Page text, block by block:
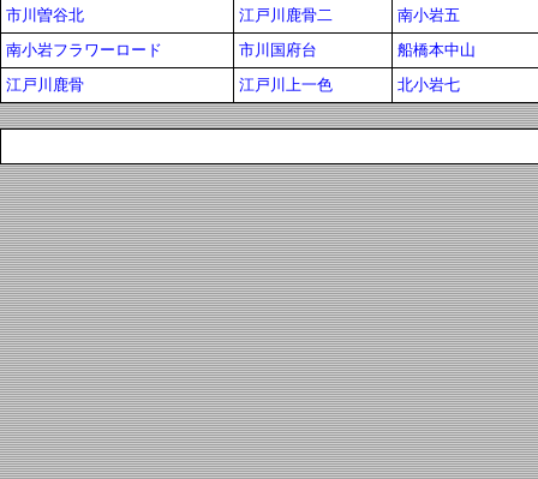
市川曽谷北
江戸川鹿骨二
南小岩五
南小岩フラワーロード
市川国府台
船橋本中山
江戸川鹿骨
江戸川上一色 北小岩七